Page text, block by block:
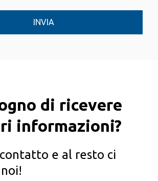
INVIA
di ricevere
informazioni?
e al resto ci